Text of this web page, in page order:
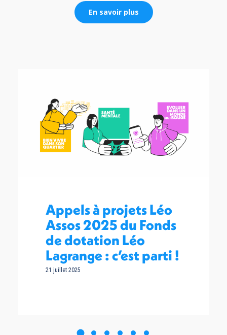
En savoir plus
Appels à projets Léo
Assos 2025 du Fonds
de dotation Léo
Lagrange : c’est parti !
21 juillet 2025